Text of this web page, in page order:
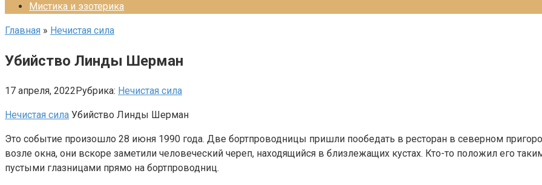
Мистика и эзотерика
Главная » Нечистая сила
Убийство Линды Шерман
17 апреля, 2022Рубрика: Нечистая сила
Нечистая сила Убийство Линды Шерман
Это событие произошло 28 июня 1990 года. Две бортпроводницы пришли пообедать в ресторан в северном
возле окна, они вскоре заметили человеческий череп, находящийся в близлежащих кустах. Кто-то положил его
пустыми глазницами прямо на бортпроводниц.